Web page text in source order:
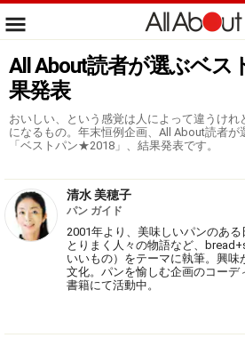
All About読者が選ぶベ
果発表
おいしい、という感覚は人によって違うけ
になるもの。年末恒例企画、All About読者
「ベストパン★2018」、結果発表です。
清水 美穂子
パン ガイド
2001年より、美味しいパンのあ
とりまく人々の物語など、
いいもの）をテーマに執筆。興
文化。パンを愉しむ企画のコーデ
書籍にて活動中。